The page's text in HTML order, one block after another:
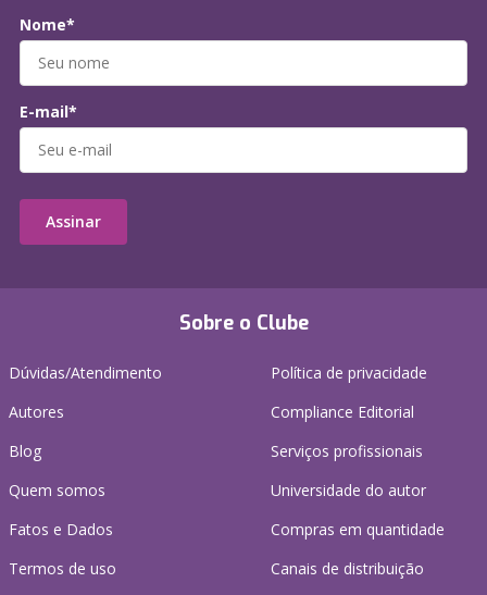
Sobre o Clube
Dúvidas/Atendimento
Autores
Blog
Quem somos
Fatos e Dados
Termos de uso
Política de privacidade
Compliance Editorial
Serviços profissionais
Universidade do autor
Compras em quantidade
Canais de distribuição
Nome*
E-mail*
Assinar